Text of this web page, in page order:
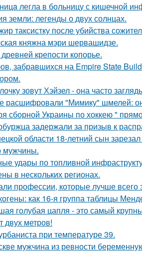
легла в больницу с кишечной
земли: легенды о двух солнцах.
таксистку после убийства
княжна мэри шервашидзе.
крепости копорье.
забравшихся на Empire State
зовут Хэйзел - она часто
расшифровали "Мимику" шмелей:
сборной Украины по хоккею "
задержали за призыв к
области 18-летний сын
мужчины.
удары по топливной
в нескольких регионах.
профессии, которые лучше
как 16-я группа таблицы
голубая цапля - это самый
двух метров!
при температуре 39.
мужчина из ревности